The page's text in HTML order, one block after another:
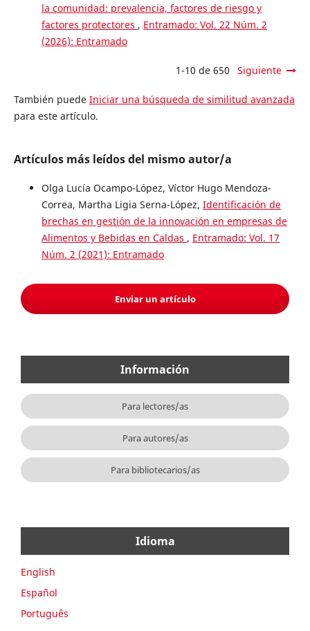
la comunidad: prevalencia, factores de riesgo y
factores protectores , Entramado: Vol. 22 Núm. 2
(2026): Entramado
1-10 de 650 Siguiente
También puede Iniciar una búsqueda de similitud avanzada
para este artículo.
Artículos más leídos del mismo autor/a
Olga Lucía Ocampo-López, Víctor Hugo Mendoza-
Correa, Martha Ligia Serna-López, Identificación de
brechas en gestión de la innovación en empresas de
Alimentos y Bebidas en Caldas , Entramado: Vol. 17
Núm. 2 (2021): Entramado
Enviar un artículo
Información
Para lectores/as
Para autores/as
Para bibliotecarios/as
Idioma
English
Español
Português